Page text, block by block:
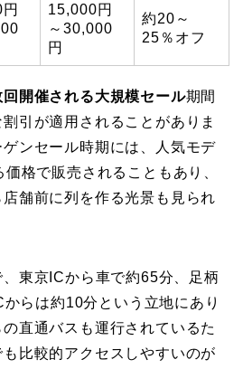
15,000円
～30,000
円
約20～
25％オフ
回開催される大規模セール期間
引が適用されることがありま
ンセール時期には、人気モデ
格で販売されることもあり、
舗前に列を作る光景も見られ
、東京ICから車で約65分、足柄
らは約10分という立地にあり
直通バスも運行されているた
比較的アクセスしやすいのが